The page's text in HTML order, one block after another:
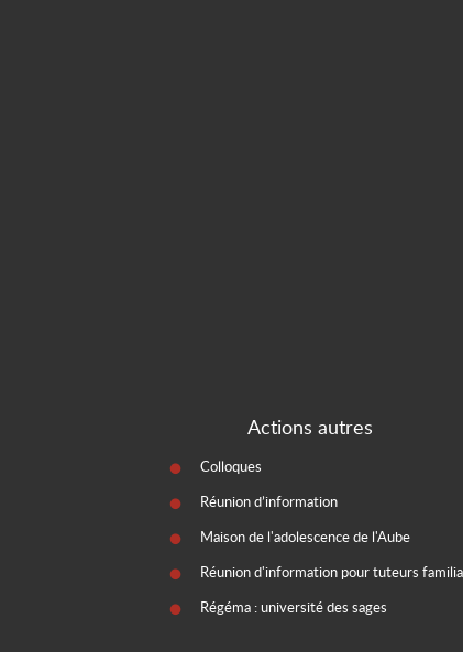
Actions autres
Colloques
Réunion d’information
Maison de l'adolescence de l'Aube
Réunion d'information pour tuteurs
Régéma : université des sages